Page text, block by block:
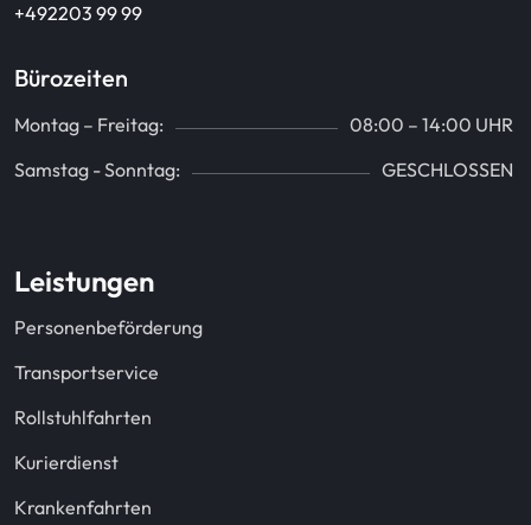
+492203 99 99
Bürozeiten
Montag – Freitag:
08:00 – 14:00 UHR
Samstag - Sonntag:
GESCHLOSSEN
Leistungen
Personenbeförderung
Transportservice
Rollstuhlfahrten
Kurierdienst
Krankenfahrten